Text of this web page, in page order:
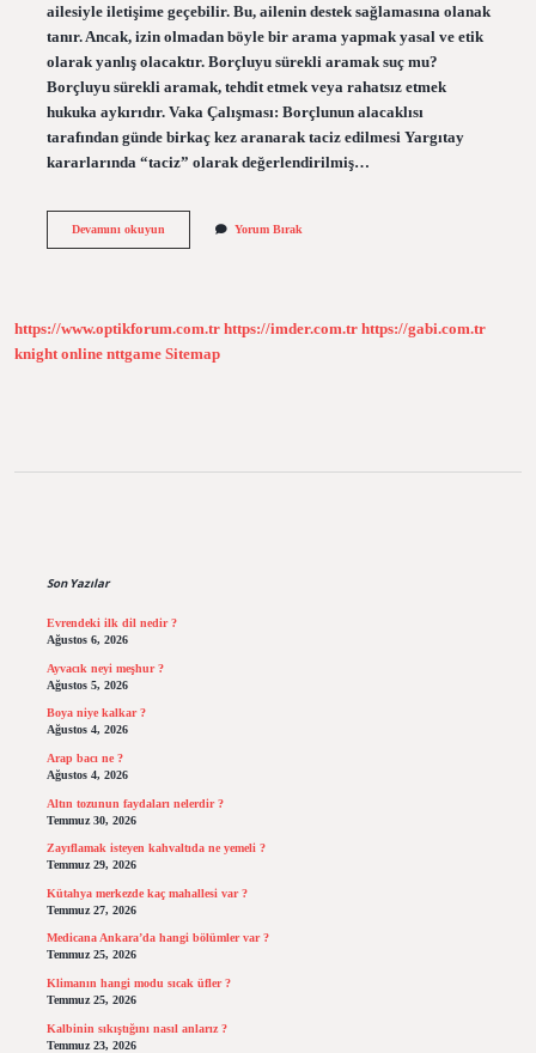
ailesiyle iletişime geçebilir. Bu, ailenin destek sağlamasına olanak
tanır. Ancak, izin olmadan böyle bir arama yapmak yasal ve etik
olarak yanlış olacaktır. Borçluyu sürekli aramak suç mu?
Borçluyu sürekli aramak, tehdit etmek veya rahatsız etmek
hukuka aykırıdır. Vaka Çalışması: Borçlunun alacaklısı
tarafından günde birkaç kez aranarak taciz edilmesi Yargıtay
kararlarında “taciz” olarak değerlendirilmiş…
Devamını okuyunBorçlu
Yorum Bırak
https://www.optikforum.com.tr https://imder.com.tr https://gabi.com.tr
knight online nttgame Sitemap
Son Yazılar
Evrendeki ilk dil nedir ?
Ağustos 6, 2026
Ayvacık neyi meşhur ?
Ağustos 5, 2026
Boya niye kalkar ?
Ağustos 4, 2026
Arap bacı ne ?
Ağustos 4, 2026
Altın tozunun faydaları nelerdir ?
Temmuz 30, 2026
Zayıflamak isteyen kahvaltıda ne yemeli ?
Temmuz 29, 2026
Kütahya merkezde kaç mahallesi var ?
Temmuz 27, 2026
Medicana Ankara’da hangi bölümler var ?
Temmuz 25, 2026
Klimanın hangi modu sıcak üfler ?
Temmuz 25, 2026
Kalbinin sıkıştığını nasıl anlarız ?
Temmuz 23, 2026